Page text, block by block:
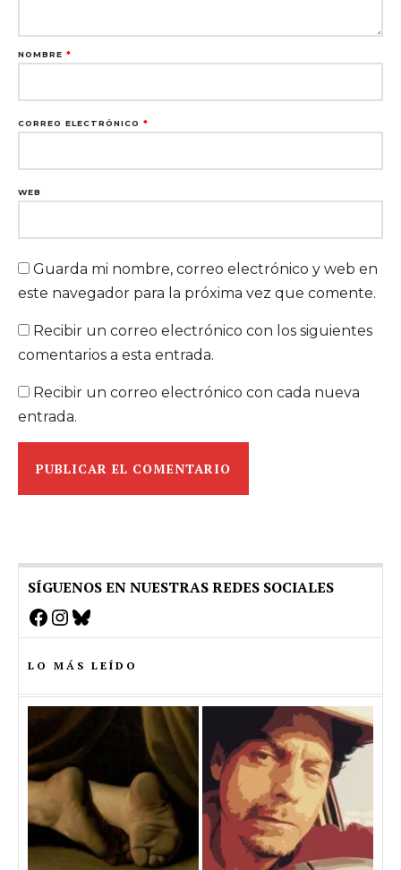
NOMBRE *
CORREO ELECTRÓNICO *
WEB
Guarda mi nombre, correo electrónico y web en
este navegador para la próxima vez que comente.
Recibir un correo electrónico con los siguientes
comentarios a esta entrada.
Recibir un correo electrónico con cada nueva
entrada.
SÍGUENOS EN NUESTRAS REDES SOCIALES
Facebook
Instagram
Bluesky
LO MÁS LEÍDO